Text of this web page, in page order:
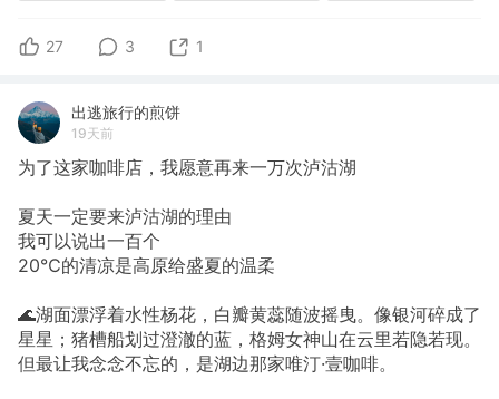
27 3 1
出逃旅行的煎饼
19天前
为了这家咖啡店，我愿意再来一万次泸沽湖
夏天一定要来泸沽湖的理由
我可以说出一百个
20℃的清凉是高原给盛夏的温柔
🌊湖面漂浮着水性杨花，白瓣黄蕊随波摇曳。像银河碎成了
星星；猪槽船划过澄澈的蓝，格姆女神山在云里若隐若现。
但最让我念念不忘的，是湖边那家唯汀·壹咖啡。